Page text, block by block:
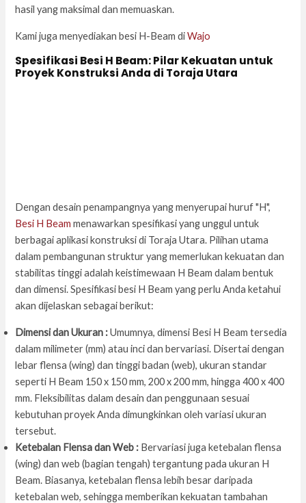
hasil yang maksimal dan memuaskan.
Kami juga menyediakan besi H-Beam diWajo
Spesifikasi Besi H Beam: Pilar Kekuatan untuk
Proyek Konstruksi Anda di Toraja Utara
Dengan desain penampangnya yang menyerupai huruf "H",
Besi H Beam menawarkan spesifikasi yang unggul untuk
berbagai aplikasi konstruksi di Toraja Utara. Pilihan utama
dalam pembangunan struktur yang memerlukan kekuatan dan
stabilitas tinggi adalah keistimewaan H Beam dalam bentuk
dan dimensi. Spesifikasi besi H Beam yang perlu Anda ketahui
akan dijelaskan sebagai berikut:
Dimensi dan Ukuran :Umumnya, dimensi Besi H Beam tersedia
dalam milimeter (mm) atau inci dan bervariasi. Disertai dengan
lebar flensa (wing) dan tinggi badan (web), ukuran standar
seperti H Beam 150 x 150 mm, 200 x 200 mm, hingga 400 x 400
mm. Fleksibilitas dalam desain dan penggunaan sesuai
kebutuhan proyek Anda dimungkinkan oleh variasi ukuran
tersebut.
Ketebalan Flensa dan Web : Bervariasi juga ketebalan flensa
(wing) dan web (bagian tengah) tergantung pada ukuran H
Beam. Biasanya, ketebalan flensa lebih besar daripada
ketebalan web, sehingga memberikan kekuatan tambahan